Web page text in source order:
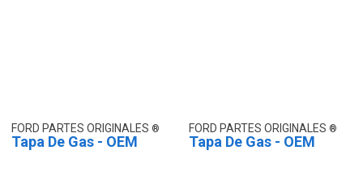
FORD PARTES ORIGINALES
Tapa De Gas - OEM
FORD PARTES ORIGINALES
Tapa De Gas - OEM